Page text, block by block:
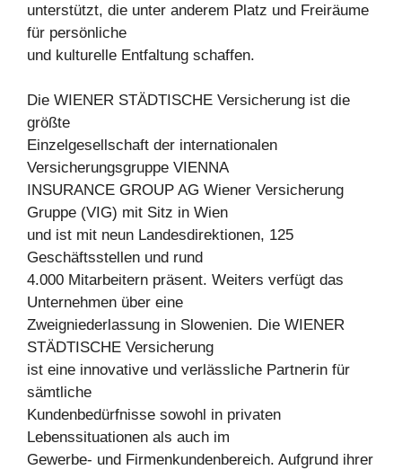
unterstützt, die unter anderem Platz und Freiräume
für persönliche
und kulturelle Entfaltung schaffen.
Die WIENER STÄDTISCHE Versicherung ist die
größte
Einzelgesellschaft der internationalen
Versicherungsgruppe VIENNA
INSURANCE GROUP AG Wiener Versicherung
Gruppe (VIG) mit Sitz in Wien
und ist mit neun Landesdirektionen, 125
Geschäftsstellen und rund
4.000 Mitarbeitern präsent. Weiters verfügt das
Unternehmen über eine
Zweigniederlassung in Slowenien. Die WIENER
STÄDTISCHE Versicherung
ist eine innovative und verlässliche Partnerin für
sämtliche
Kundenbedürfnisse sowohl in privaten
Lebenssituationen als auch im
Gewerbe- und Firmenkundenbereich. Aufgrund ihrer